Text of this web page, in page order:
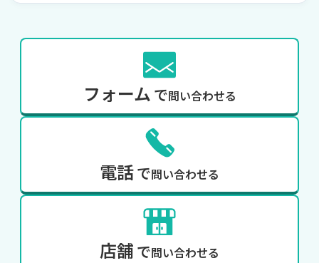
フォーム で問い合わせる
電話で問い合わせる
店舗 で問い合わせる